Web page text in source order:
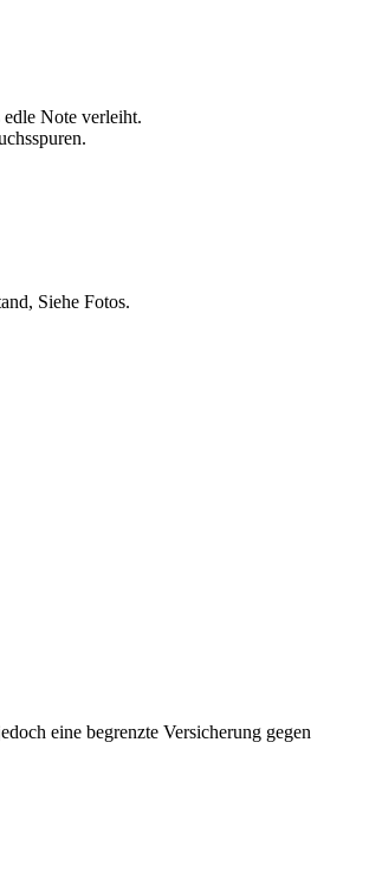
Note verleiht.
Siehe Fotos.
eine begrenzte Versicherung gegen